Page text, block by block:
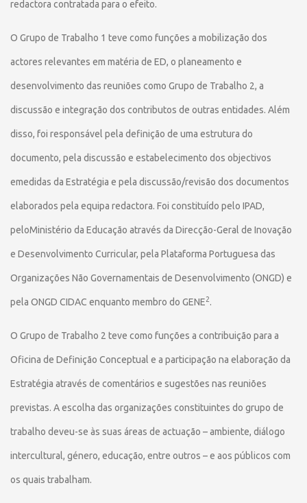
redactora contratada para o efeito.
O Grupo de Trabalho 1 teve como funções a mobilização dos
actores relevantes em matéria de ED, o planeamento e
desenvolvimento das reuniões como Grupo de Trabalho 2, a
discussão e integração dos contributos de outras entidades. Além
disso, foi responsável pela definição de uma estrutura do
documento, pela discussão e estabelecimento dos objectivos
emedidas da Estratégia e pela discussão/revisão dos documentos
elaborados pela equipa redactora. Foi constituído pelo IPAD,
peloMinistério da Educação através da Direcção-Geral de Inovação
e Desenvolvimento Curricular, pela Plataforma Portuguesa das
Organizações Não Governamentais de Desenvolvimento (ONGD) e
pela ONGD CIDAC enquanto membro do GENE2.
O Grupo de Trabalho 2 teve como funções a contribuição para a
Oficina de Definição Conceptual e a participação na elaboração da
Estratégia através de comentários e sugestões nas reuniões
previstas. A escolha das organizações constituintes do grupo de
trabalho deveu-se às suas áreas de actuação – ambiente, diálogo
intercultural, género, educação, entre outros – e aos públicos com
os quais trabalham.